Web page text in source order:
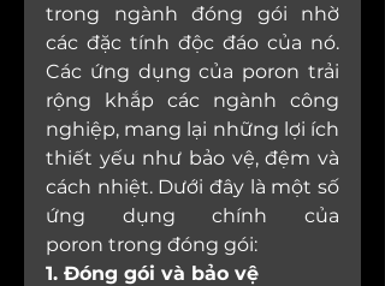
trong ngành đóng gói nhờ
các đặc tính độc đáo của nó.
Các ứng dụng của poron trải
rộng khắp các ngành công
nghiệp, mang lại những lợi ích
thiết yếu như bảo vệ, đệm và
cách nhiệt. Dưới đây là một số
ứng dụng chính của
poron trong đóng gói:
1. Đóng gói và bảo vệ